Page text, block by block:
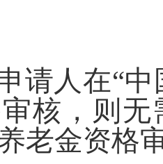
请人在“
核，则
老金资格